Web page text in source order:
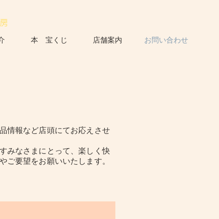
本 宝くじ 店舗案内 お問い合わせ
情報など店頭にてお応えさせ
みなさまにとって、楽しく快
ご要望をお願いいたします。